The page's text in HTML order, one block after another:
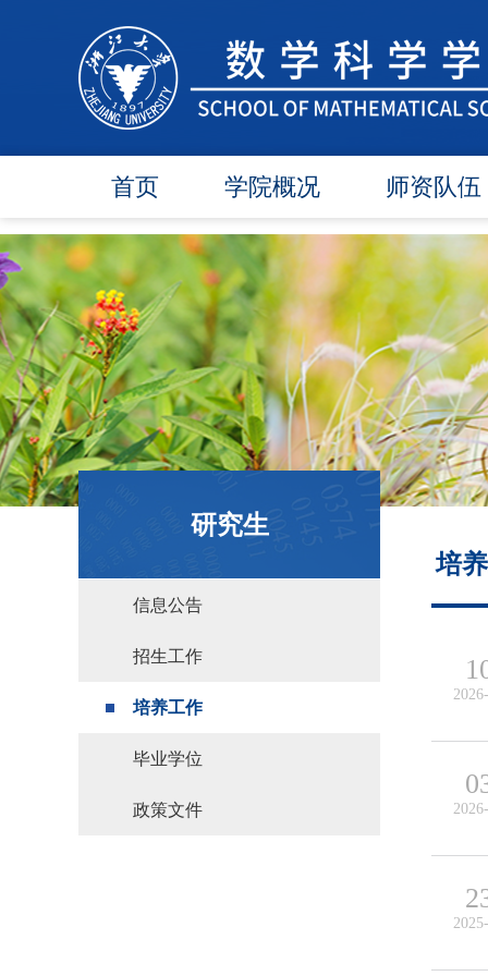
首页 学院概况
学院简介
学院领导
各委员会
办事指南
行政团队
师资队伍
在任教师
博导师资
硕导师资
退休教师
人才引进
研究生
信息公告
招生工作
培养工作
毕业学位
政策文件
培